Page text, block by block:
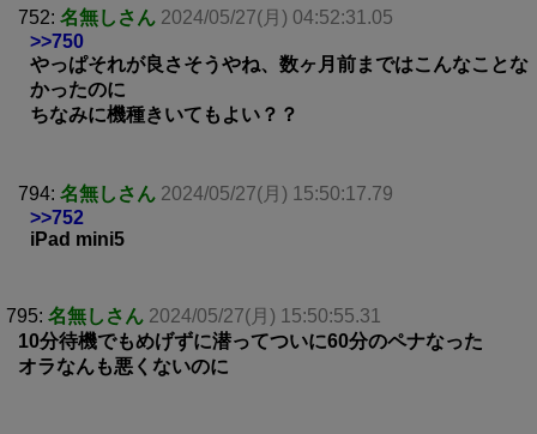
752: 名無しさん 2024/05/27(月) 04:52:31.05
>>750
やっぱそれが良さそうやね、数ヶ月前まではこんなことな
かったのに
ちなみに機種きいてもよい？？
794: 名無しさん 2024/05/27(月) 15:50:17.79
>>752
iPad mini5
795: 名無しさん 2024/05/27(月) 15:50:55.31
10分待機でもめげずに潜ってついに60分のペナなった
オラなんも悪くないのに